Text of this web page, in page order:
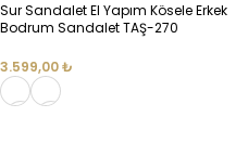
Sur Sandalet El Yapım Kösele Erkek
Bodrum Sandalet TAŞ-270
3.599,00₺